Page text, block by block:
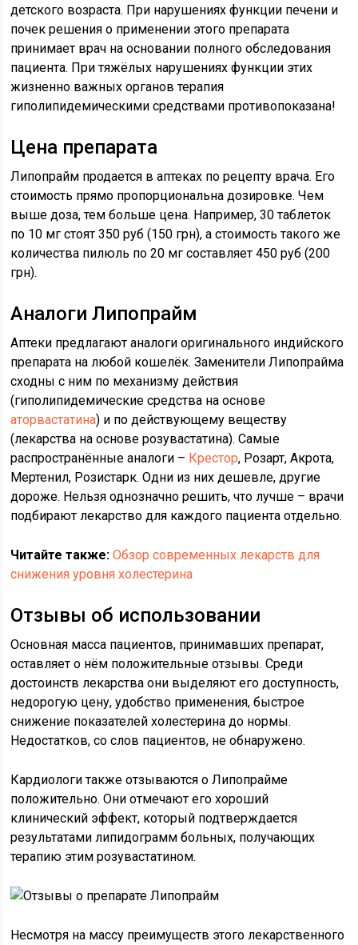
детского возраста. При нарушениях функции печени и
почек решения о применении этого препарата
принимает врач на основании полного обследования
пациента. При тяжёлых нарушениях функции этих
жизненно важных органов терапия
гиполипидемическими средствами противопоказана!
Цена препарата
Липопрайм продается в аптеках по рецепту врача. Его
стоимость прямо пропорциональна дозировке. Чем
выше доза, тем больше цена. Например, 30 таблеток
по 10 мг стоят 350 руб (150 грн), а стоимость такого же
количества пилюль по 20 мг составляет 450 руб (200
грн).
Аналоги Липопрайм
Аптеки предлагают аналоги оригинального индийского
препарата на любой кошелёк. Заменители Липопрайма
сходны с ним по механизму действия
(гиполипидемические средства на основе
аторвастатина) и по действующему веществу
(лекарства на основе розувастатина). Самые
распространённые аналоги – Крестор, Розарт, Акрота,
Мертенил, Розистарк. Одни из них дешевле, другие
дороже. Нельзя однозначно решить, что лучше – врачи
подбирают лекарство для каждого пациента отдельно.
Читайте также: Обзор современных лекарств для
снижения уровня холестерина
Отзывы об использовании
Основная масса пациентов, принимавших препарат,
оставляет о нём положительные отзывы. Среди
достоинств лекарства они выделяют его доступность,
недорогую цену, удобство применения, быстрое
снижение показателей холестерина до нормы.
Недостатков, со слов пациентов, не обнаружено.
Кардиологи также отзываются о Липопрайме
положительно. Они отмечают его хороший
клинический эффект, который подтверждается
результатами липидограмм больных, получающих
терапию этим розувастатином.
Несмотря на массу преимуществ этого лекарственного